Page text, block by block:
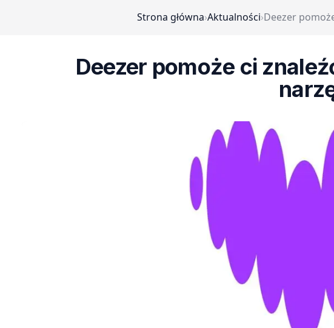
Strona główna›Aktualności›Deezer
Deezer pomoże ci